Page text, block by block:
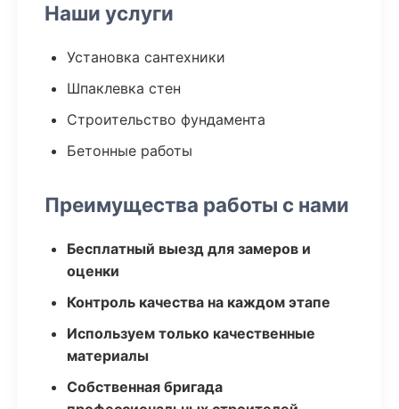
Наши услуги
Установка сантехники
Шпаклевка стен
Строительство фундамента
Бетонные работы
Преимущества работы с нами
Бесплатный выезд для замеров и
оценки
Контроль качества на каждом этапе
Используем только качественные
материалы
Собственная бригада